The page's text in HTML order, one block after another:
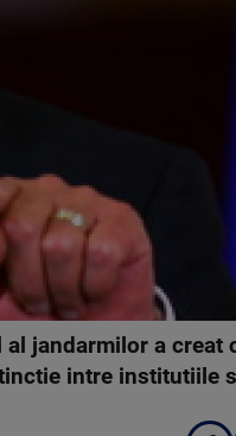
jandarmilor a creat
intre institutiile